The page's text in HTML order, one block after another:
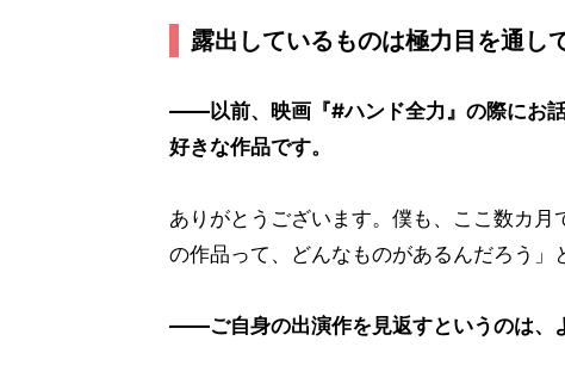
露出しているものは極力目を通し
――以前、映画『#ハンド全力』の際にお
好きな作品です。
ありがとうございます。僕も、ここ数カ
の作品って、どんなものがあるんだろう」
――ご自身の出演作を見返すというのは、